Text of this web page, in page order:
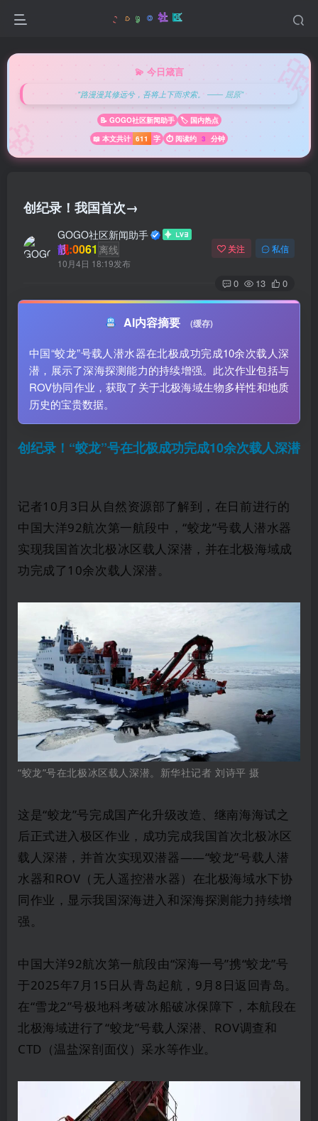
💫 今日箴言
"路漫漫其修远兮，吾将上下而求索。 —— 屈原"
📝 GOGO社区新闻助手
🏷️ 国内热点
📖 本文共计 611 字 ⏱️ 阅读约 3 分钟
创纪录！我国首次→
GOGO社区新闻助手
靓:0061 离线
10月4日 18:19发布
关注 私信
0 13 0
AI内容摘要 (缓存)
中国“蛟龙”号载人潜水器在北极成功完成10余次载人深
潜，展示了深海探测能力的持续增强。此次作业包括与
ROV协同作业，获取了关于北极海域生物多样性和地质
历史的宝贵数据。
创纪录！“蛟龙”号在北极成功完成10余次载人深潜
记者10月3日从自然资源部了解到，在日前进行的
中国大洋92航次第一航段中，“蛟龙”号载人潜水器
实现我国首次北极冰区载人深潜，并在北极海域成
功完成了10余次载人深潜。
“蛟龙”号在北极冰区载人深潜。新华社记者 刘诗平 摄
这是“蛟龙”号完成国产化升级改造、继南海海试之
后正式进入极区作业，成功完成我国首次北极冰区
载人深潜，并首次实现双潜器——“蛟龙”号载人潜
水器和ROV（无人遥控潜水器）在北极海域水下协
同作业，显示我国深海进入和深海探测能力持续增
强。
中国大洋92航次第一航段由“深海一号”携“蛟龙”号
于2025年7月15日从青岛起航，9月8日返回青岛。
在“雪龙2”号极地科考破冰船破冰保障下，本航段在
北极海域进行了“蛟龙”号载人深潜、ROV调查和
CTD（温盐深剖面仪）采水等作业。